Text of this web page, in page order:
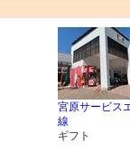
宮原サービス
線
ギフト